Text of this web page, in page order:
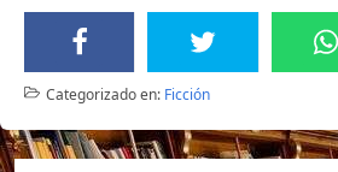
Categorizado en: Ficción